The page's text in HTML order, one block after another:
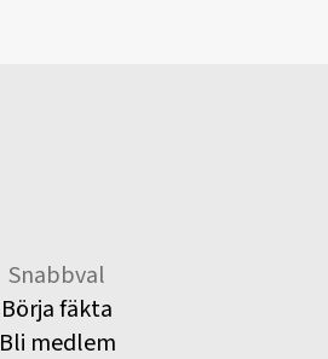
Snabbval
Börja fäkta
Bli medlem